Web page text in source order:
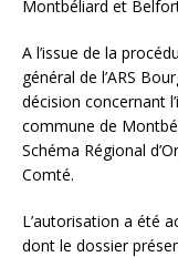
Montbéliard et
A l’issue de la
général de l’ARS
décision concernant
commune de
Schéma Régional
Comté.
L’autorisation a été
dont le dossier